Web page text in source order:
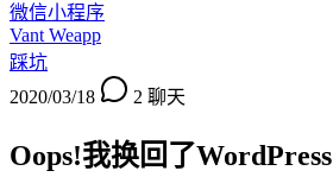
微信小程序
Vant Weapp
踩坑
2020/03/18
2 聊天
Oops!我换回了WordPress